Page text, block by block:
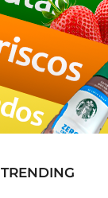
TRENDING